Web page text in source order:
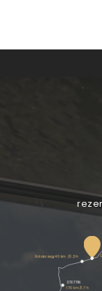
WOW-
STETTIN
170 km/1,7 h
Kołobrzeg 40 km /0 ,5h